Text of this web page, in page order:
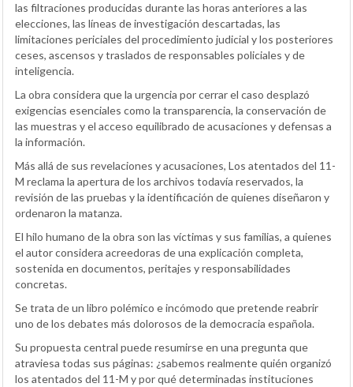
las filtraciones producidas durante las horas anteriores a las
elecciones, las líneas de investigación descartadas, las
limitaciones periciales del procedimiento judicial y los posteriores
ceses, ascensos y traslados de responsables policiales y de
inteligencia.
La obra considera que la urgencia por cerrar el caso desplazó
exigencias esenciales como la transparencia, la conservación de
las muestras y el acceso equilibrado de acusaciones y defensas a
la información.
Más allá de sus revelaciones y acusaciones, Los atentados del 11-
M reclama la apertura de los archivos todavía reservados, la
revisión de las pruebas y la identificación de quienes diseñaron y
ordenaron la matanza.
El hilo humano de la obra son las víctimas y sus familias, a quienes
el autor considera acreedoras de una explicación completa,
sostenida en documentos, peritajes y responsabilidades
concretas.
Se trata de un libro polémico e incómodo que pretende reabrir
uno de los debates más dolorosos de la democracia española.
Su propuesta central puede resumirse en una pregunta que
atraviesa todas sus páginas: ¿sabemos realmente quién organizó
los atentados del 11-M y por qué determinadas instituciones